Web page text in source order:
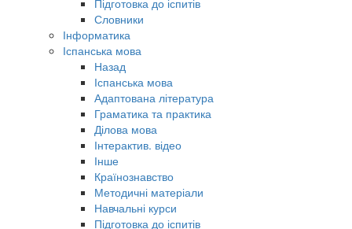
Підготовка до іспитів
Словники
Інформатика
Іспанська мова
Назад
Іспанська мова
Адаптована література
Граматика та практика
Ділова мова
Інтерактив. відео
Інше
Країнознавство
Методичні матеріали
Навчальні курси
Підготовка до іспитів